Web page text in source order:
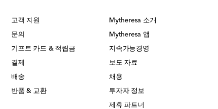
고객 지원
문의
기프트 카드 & 적립금
결제
배송
반품 & 교환
Mytheresa 소개
Mytheresa 앱
지속가능경영
보도 자료
채용
투자자 정보
제휴 파트너